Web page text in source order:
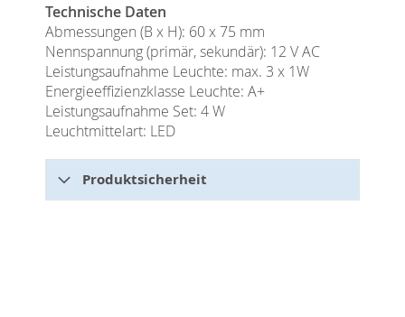
Technische Daten
Abmessungen (B x H): 60 x 75 mm
Nennspannung (primär, sekundär): 12 V AC
Leistungsaufnahme Leuchte: max. 3 x 1W
Energieeffizienzklasse Leuchte: A+
Leistungsaufnahme Set: 4 W
Leuchtmittelart: LED
Produktsicherheit